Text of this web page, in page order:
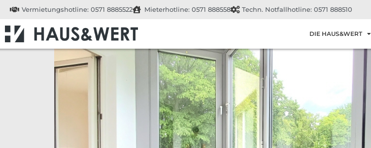
Vermietungshotline: 0571 8885522 Mieterhotline: 0571 888558 Techn. Notfallhotline: 0571 888510
DIE HAUS&WERT